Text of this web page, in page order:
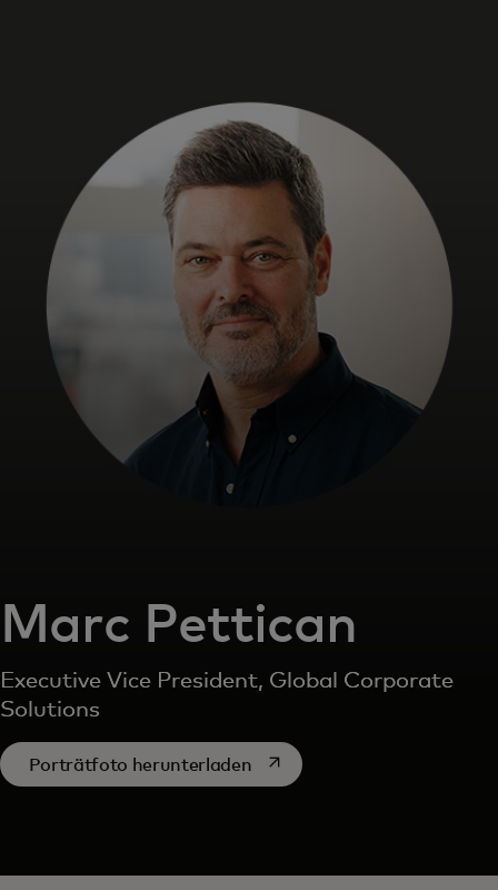
Für Unternehmen
Für die Welt
Für Innovatoren
Neuigkeiten und Trends
Marc Pettican
Executive Vice President, Global Corporate
Solutions
Porträtfoto herunterladenwird in einer neuen